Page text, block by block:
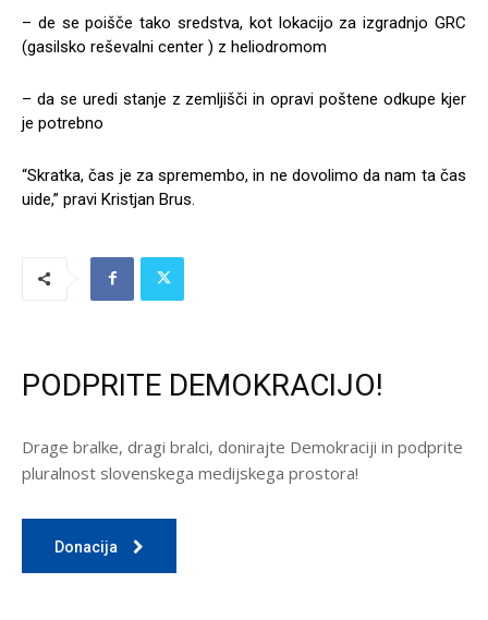
– de se poišče tako sredstva, kot lokacijo za izgradnjo GRC
(gasilsko reševalni center ) z heliodromom
– da se uredi stanje z zemljišči in opravi poštene odkupe kjer
je potrebno
“Skratka, čas je za spremembo, in ne dovolimo da nam ta čas
uide,” pravi Kristjan Brus.
PODPRITE DEMOKRACIJO!
Drage bralke, dragi bralci, donirajte Demokraciji in podprite
pluralnost slovenskega medijskega prostora!
Donacija